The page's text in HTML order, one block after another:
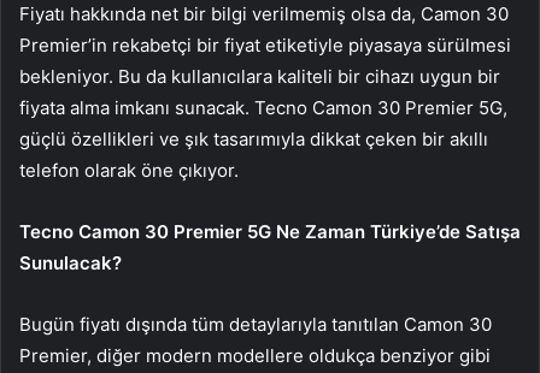
Fiyatı hakkında net bir bilgi verilmemiş olsa da, Camon 30
Premier’in rekabetçi bir fiyat etiketiyle piyasaya sürülmesi
bekleniyor. Bu da kullanıcılara kaliteli bir cihazı uygun bir
fiyata alma imkanı sunacak. Tecno Camon 30 Premier 5G,
güçlü özellikleri ve şık tasarımıyla dikkat çeken bir akıllı
telefon olarak öne çıkıyor.
Tecno Camon 30 Premier 5G Ne Zaman Türkiye’de Satışa
Sunulacak?
Bugün fiyatı dışında tüm detaylarıyla tanıtılan Camon 30
Premier, diğer modern modellere oldukça benziyor gibi